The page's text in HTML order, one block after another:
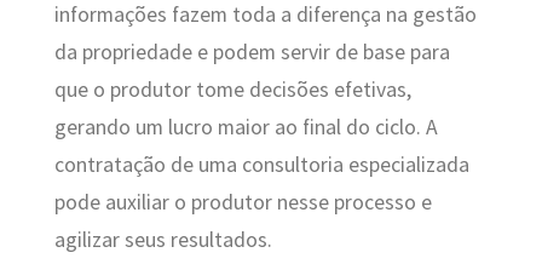
informações fazem toda a diferença na gestão
da propriedade e podem servir de base para
que o produtor tome decisões efetivas,
gerando um lucro maior ao final do ciclo. A
contratação de uma consultoria especializada
pode auxiliar o produtor nesse processo e
agilizar seus resultados.